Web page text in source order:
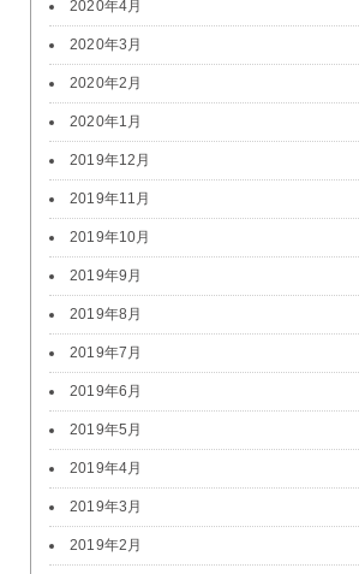
2020年4月
2020年3月
2020年2月
2020年1月
2019年12月
2019年11月
2019年10月
2019年9月
2019年8月
2019年7月
2019年6月
2019年5月
2019年4月
2019年3月
2019年2月